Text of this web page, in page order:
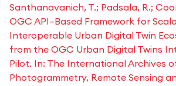
Santhanavanich, T.; Padsala, R.;
OGC API–Based Framework for
Interoperable Urban Digital Twin
from the OGC Urban Digital Twins
Pilot. In: The International Archives
Photogrammetry, Remote Sensing